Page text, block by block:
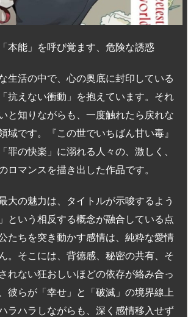
本能」を呼び覚ます、危険な誘惑
生活の中で、心の奥底に封印している
抗えない衝動」を抱えています。それ
と知りながらも、一度触れたら戻れな
域です。『この世でいちばん甘い毒』
罪の快楽」に溺れる人々の、激しく、
ロマンスを描き出した作品です。
大の魅力は、タイトルが示唆するよう
という相反する概念が融合している点
たちを突き動かす感情は、純粋な愛情
。そこには、背徳感、秘密の共有、そ
れない狂おしいほどの依存が絡み合っ
彼らが「幸せ」と「破滅」の境界線上
ラハラしながらも、深く感情移入せず